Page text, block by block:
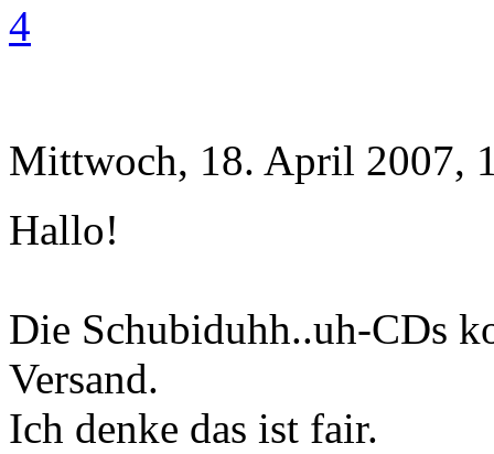
4
Mittwoch, 18. April 2007,
Hallo!
Die Schubiduhh..uh-CDs
Versand.
Ich denke das ist fair.